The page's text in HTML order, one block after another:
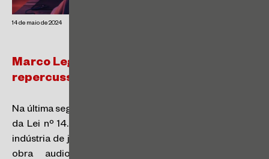
14 de maio de 2024
Marco Legal dos jogos eletrônicos prevê
repercussões trabalhistas
Na última segunda-feira, 6 de maio, houve a publicação
da Lei nº 14.852/2024, que cria o marco legal para a
indústria de jogos eletrônicos – assim entendidos: (a) a
obra audiovisual interativa desenvolvida como